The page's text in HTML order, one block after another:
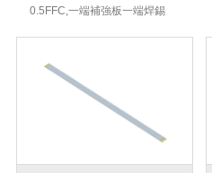
0.5FFC,一端補強板一端焊錫